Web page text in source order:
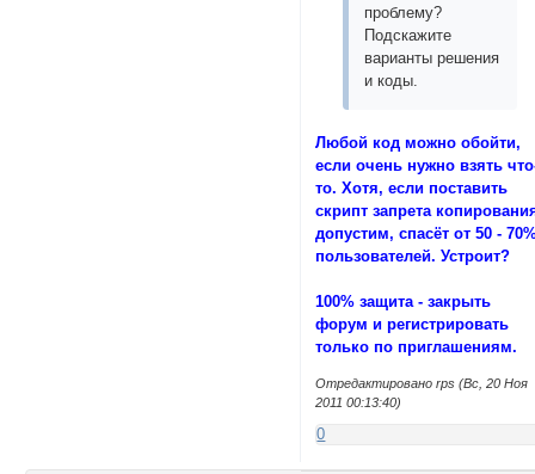
проблему?
Подскажите
варианты решения
и коды.
Любой код можно обойти,
если очень нужно взять
то. Хотя, если поставить
скрипт запрета
допустим, спасёт от 50 -
пользователей. Устроит?
100% защита - закрыть
форум и регистрировать
только по приглашениям.
Отредактировано rps (Вс, 20 Ноя
2011 00:13:40)
0